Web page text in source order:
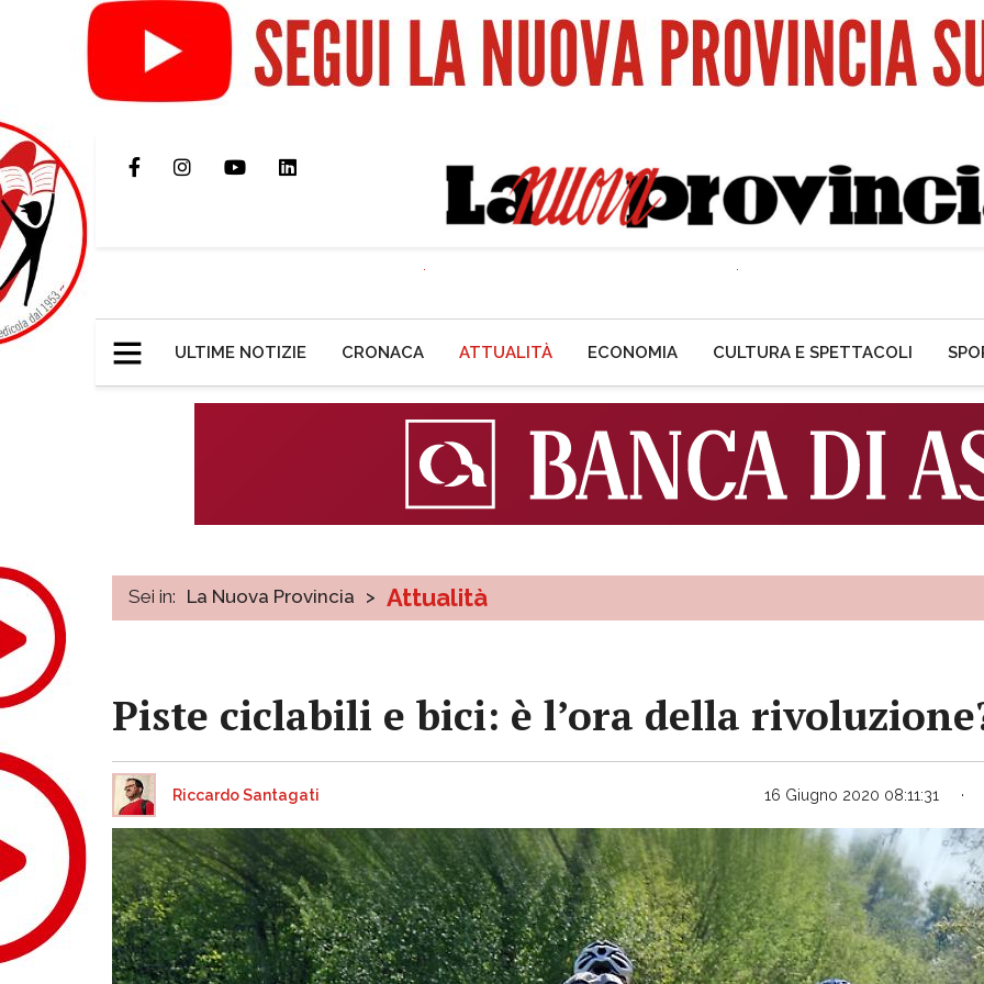
ULTIME NOTIZIE CRONACA ATTUALITÀ ECONOMIA CULTURA E SPETTACOLI
Sei in: La Nuova Provincia > Attualità
Piste ciclabili e bici: è l’ora della
Riccardo Santagati 16 Giugno 2020 08:11:31